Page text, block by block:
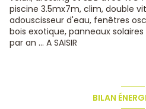
piscine 3.5mx7m, clim, double
adouscisseur d'eau, fenêtres
bois exotique, panneaux
par an ... A SAISIR
BILAN